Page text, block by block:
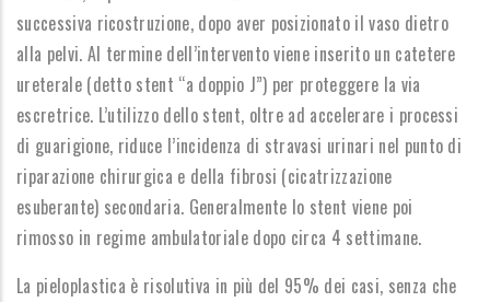
successiva ricostruzione, dopo aver posizionato il vaso dietro
alla pelvi. Al termine dell’intervento viene inserito un catetere
ureterale (detto stent “a doppio J”) per proteggere la via
escretrice. L’utilizzo dello stent, oltre ad accelerare i processi
di guarigione, riduce l’incidenza di stravasi urinari nel punto di
riparazione chirurgica e della fibrosi (cicatrizzazione
esuberante) secondaria. Generalmente lo stent viene poi
rimosso in regime ambulatoriale dopo circa 4 settimane.
La pieloplastica è risolutiva in più del 95% dei casi, senza che